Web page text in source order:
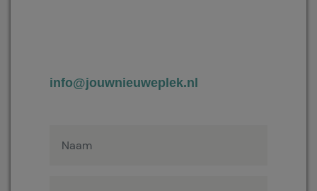
info@jouwnieuweplek.nl